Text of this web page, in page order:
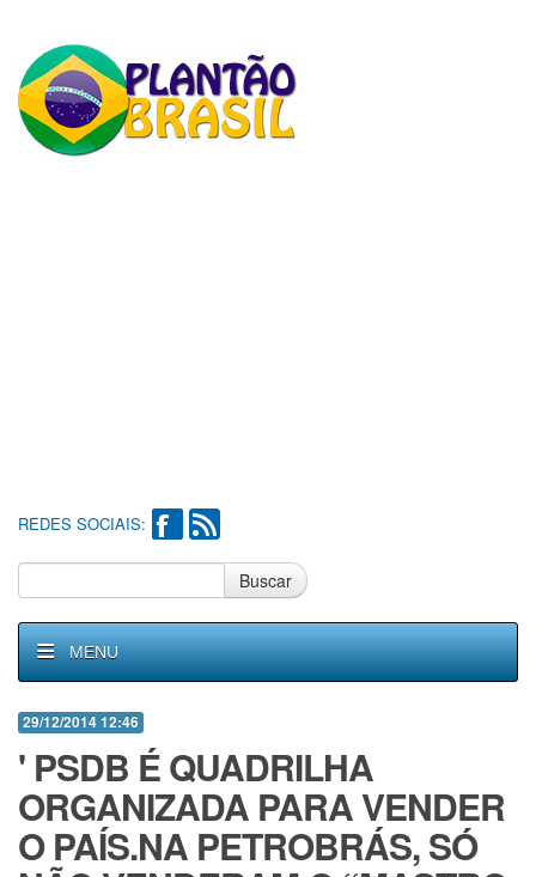
REDES SOCIAIS:
Buscar
MENU
29/12/2014 12:46
' PSDB É QUADRILHA
ORGANIZADA PARA VENDER
O PAÍS.NA PETROBRÁS, SÓ